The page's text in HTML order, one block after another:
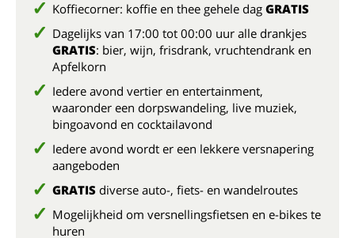
Koffiecorner: koffie en thee gehele dag GRATIS
Dagelijks van 17:00 tot 00:00 uur alle drankjes
GRATIS: bier, wijn, frisdrank, vruchtendrank en
Apfelkorn
Iedere avond vertier en entertainment,
waaronder een dorpswandeling, live muziek,
bingoavond en cocktailavond
Iedere avond wordt er een lekkere versnapering
aangeboden
GRATIS diverse auto-, fiets- en wandelroutes
Mogelijkheid om versnellingsfietsen en e-bikes te
huren